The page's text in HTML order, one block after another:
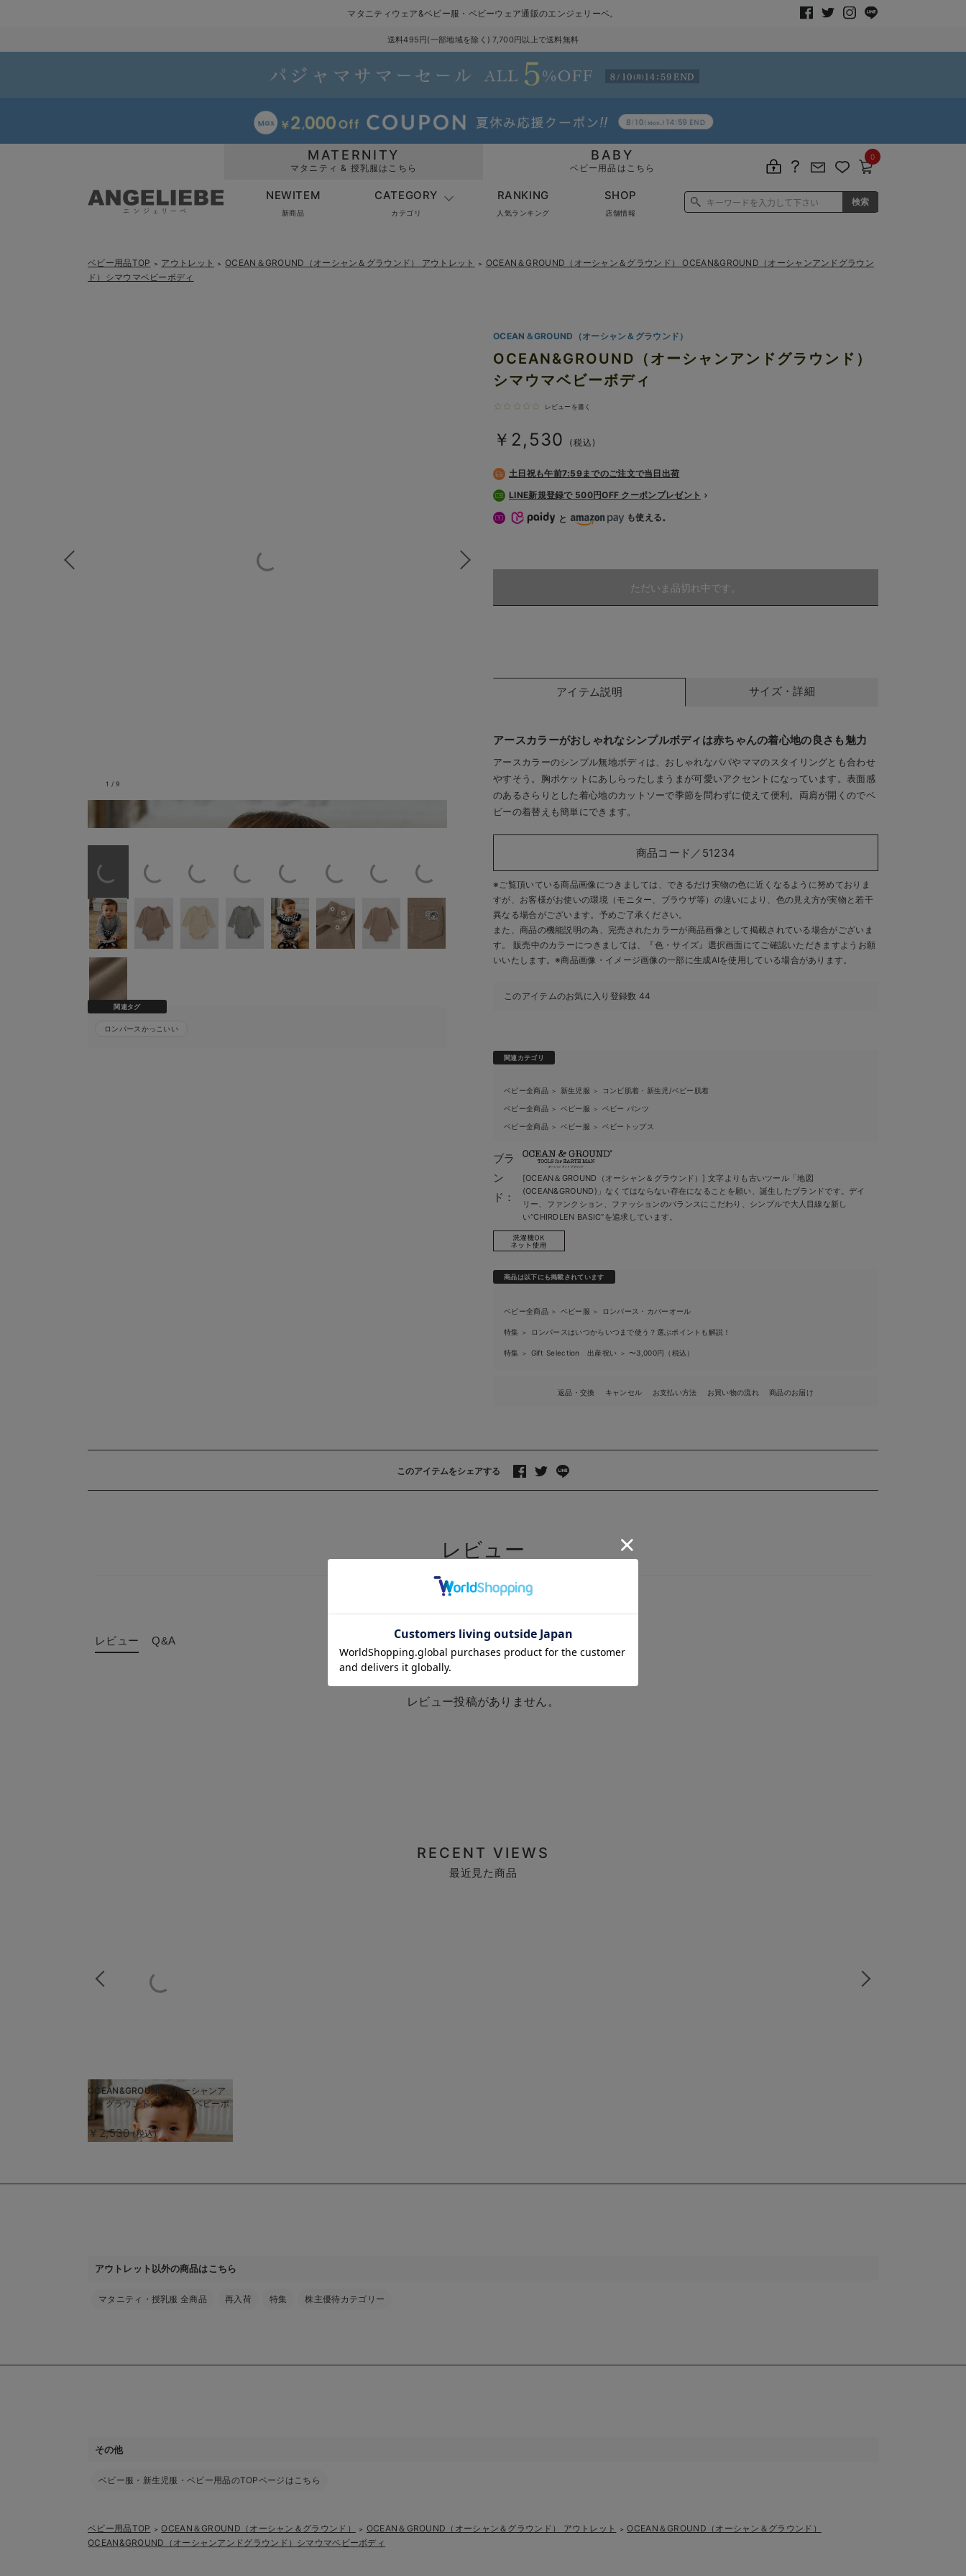
マタニティウェア&ベビー服・ベビーウェア通販のエンジェリーベ。
送料495円(一部地域を除く) 7,700円以上で送料無料
MATERNITY
マタニティ & 授乳服はこちら
BABY
ベビー用品はこちら
0
NEWITEM
新商品
CATEGORY
カテゴリ
RANKING
人気ランキング
SHOP
店舗情報
ベビー用品TOP ＞ アウトレット ＞ OCEAN＆GROUND（オーシャン＆グラウンド） アウトレット ＞
OCEAN＆GROUND（オーシャン＆グラウンド） OCEAN&GROUND（オーシャンアンドグラウン
ド）シマウマベビーボディ
グレー ベージュ
1 /9
関連タグ
ロンパースかっこいい
OCEAN＆GROUND（オーシャン＆グラウンド）
OCEAN&GROUND（オーシャンアンドグラウンド）
シマウマベビーボディ
レビューを書く
￥2,530 (税込)
土日祝も午前7:59までのご注文で当日出荷
LINE新規登録で 500円OFF クーポンプレゼント
と も使える。
ただいま品切れ中です。
アイテム説明 サイズ・詳細
アースカラーがおしゃれなシンプルボディは赤ちゃんの着心地の良さも魅力
アースカラーのシンプル無地ボディは、おしゃれなパパやママのスタイリングとも合わせ
やすそう。胸ポケットにあしらったしまうまが可愛いアクセントになっています。表面感
のあるさらりとした着心地のカットソーで季節を問わずに使えて便利。両肩が開くのでベ
ビーの着替えも簡単にできます。
商品コード／51234
※ご覧頂いている商品画像につきましては、できるだけ実物の色に近くなるように努めておりま
すが、 お客様がお使いの環境（モニター、ブラウザ等）の違いにより、色の見え方が実物と若干
異なる場合がございます。予めご了承ください。
また、商品の機能説明の為、完売されたカラーが商品画像として掲載されている場合がございま
す。 販売中のカラーにつきましては、『色・サイズ』選択画面にてご確認いただきますようお願
いいたします。 ※商品画像・イメージ画像の一部に生成AIを使用している場合があります。
このアイテムのお気に入り登録数 44
関連カテゴリ
ベビー全商品 ＞ 新生児服 ＞ コンビ肌着・新生児/ベビー肌着
ベビー全商品 ＞ ベビー服 ＞ ベビー パンツ
ベビー全商品 ＞ ベビー服 ＞ ベビートップス
ブラ
ン
ド：
[OCEAN＆GROUND（オーシャン＆グラウンド）] 文字よりも古いツール「地図
(OCEAN&GROUND)」なくてはならない存在になることを願い、誕生したブランドです。デイ
リー、ファンクション、ファッションのバランスにこだわり、シンプルで大人目線な新し
い“CHIRDLEN BASIC”を追求しています。
商品は以下にも掲載されています
ベビー全商品 ＞ ベビー服 ＞ ロンパース・カバーオール
特集 ＞ ロンパースはいつからいつまで使う？選ぶポイントも解説！
特集 ＞ Gift Selection 出産祝い ＞ 〜3,000円（税込）
返品・交換 キャンセル お支払い方法 お買い物の流れ 商品のお届け
このアイテムをシェアする >
レビュー
レビュー Q&A
レビュー投稿がありません。
RECENT VIEWS
最近見た商品
商
品
詳
細
商
品
詳
見
OCEAN&GROUND（オーシャンア
ンドグラウンド）シマウマベビーボ
ディ
￥2,530 (税込)
アウトレット以外の商品はこちら
マタニティ・授乳服 全商品 再入荷 特集 株主優待カテゴリー
その他
ベビー服・新生児服・ベビー用品のTOPページはこちら
ベビー用品TOP ＞ OCEAN＆GROUND（オーシャン＆グラウンド） ＞ OCEAN＆GROUND（オーシャン＆グラウンド） アウトレット ＞ OCEAN＆GROUND（オーシャン＆グラウンド）
OCEAN&GROUND（オーシャンアンドグラウンド）シマウマベビーボディ
お気に入り商品を確認する